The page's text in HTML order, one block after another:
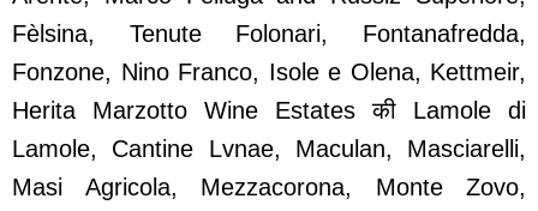
Fèlsina, Tenute Folonari, Fontanafredda,
Fonzone, Nino Franco, Isole e Olena, Kettmeir,
Herita Marzotto Wine Estates की Lamole di
Lamole, Cantine Lvnae, Maculan, Masciarelli,
Masi Agricola, Mezzacorona, Monte Zovo,